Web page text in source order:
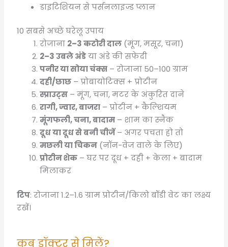
डाइटिशियन से पर्सनलाइज्ड प्लान
10 सबसे अच्छे घरेलू उपाय
रोजाना 2–3 कटोरी दाल (मूंग, मसूर, चना)
2–3 उबले अंडेया अंडे की सफेदी
पनीर या सोया चंक्स – रोजाना 50–100 ग्राम
दही/छाछ – प्रोबायोटिक्स + प्रोटीन
स्प्राउट्स – मूंग, चना, मटर के अंकुरित दाने
रागी, ज्वार, बाजरा – प्रोटीन + कैल्शियम
मूंगफली, चना, बादाम – शाम का स्नैक
दूध या दूध से बनी चीजें– अगर पचता हो तो
मछली या चिकन (नॉन-वेज वाले के लिए)
प्रोटीन शेक – घर पर दूध + दही + केला + बादाम
मिलाकर
टिप: रोजाना 1.2–1.6 ग्राम प्रोटीन/किलो बॉडी वेट का लक्ष्य
रखें।
कब डॉक्टर से मिलें?